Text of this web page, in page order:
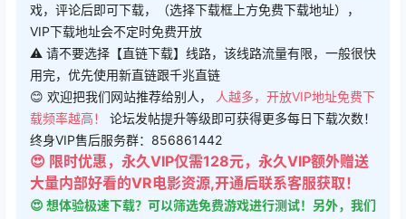
VIP下载地址会不定时免费开放
⚠ 请不要选择【直链下载】线路，该线路流量有限，一般很快
用完，优先使用新直链跟千兆直链
😊 欢迎把我们网站推荐给别人，人越多，开放VIP地址免费下
载频率越高！论坛发帖提升等级即可获得更多每日下载次数！
终身VIP售后服务群：856861442
😍 限时优惠，永久VIP仅需128元，永久VIP额外赠送
大量内部好看的VR电影资源,开通后联系客服获取！
😍 想体验极速下载？可以筛选免费游戏进行测试！另外，我们
的PC客户端跟一体机客户端提供三条高速直链下载通道，无